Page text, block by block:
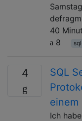
40
8
4
SQL
einem
Ich